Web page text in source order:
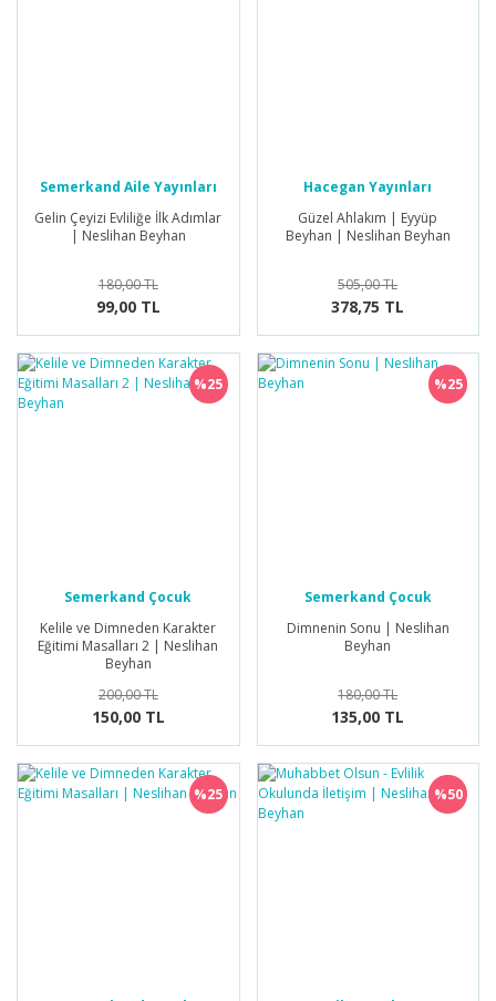
Semerkand Aile Yayınları
Gelin Çeyizi Evliliğe İlk Adımlar
| Neslihan Beyhan
180,00 TL
99,00 TL
Hacegan Yayınları
Güzel Ahlakım | Eyyüp
Beyhan | Neslihan Beyhan
505,00 TL
378,75 TL
%25
Semerkand Çocuk
Yayınları
Kelile ve Dimneden Karakter
Eğitimi Masalları 2 | Neslihan
Beyhan
200,00 TL
150,00 TL
%25
Semerkand Çocuk
Yayınları
Dimnenin Sonu | Neslihan
Beyhan
180,00 TL
135,00 TL
%25 %50